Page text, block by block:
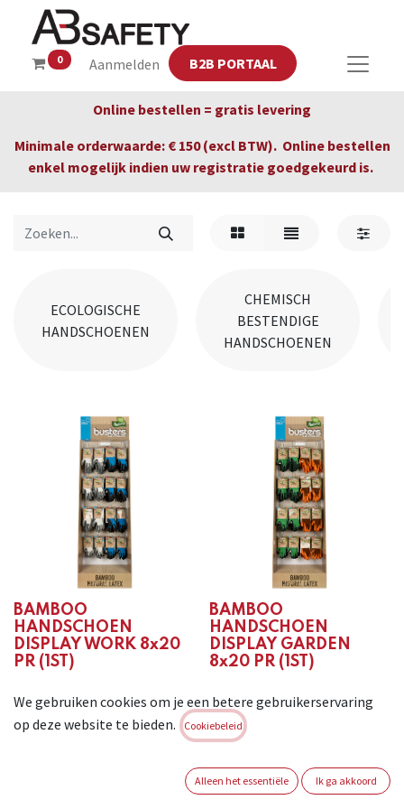
0 Aanmelden B2B PORTAAL
Online bestellen = gratis levering
Minimale orderwaarde: € 150 (excl BTW). Online bestellen
enkel mogelijk indien uw registratie goedgekeurd is.
ECOLOGISCHE
HANDSCHOENEN
CHEMISCH
BESTENDIGE
HANDSCHOENEN
BAMBOO
HANDSCHOEN
DISPLAY WORK 8x20
PR (1ST)
verder te gaan
BAMBOO
HANDSCHOEN
DISPLAY GARDEN
8x20 PR (1ST)
verder te gaan
We gebruiken cookies om je een betere gebruikerservaring
op deze website te bieden.
Cookiebeleid
Alleen het essentiële Ik ga akkoord